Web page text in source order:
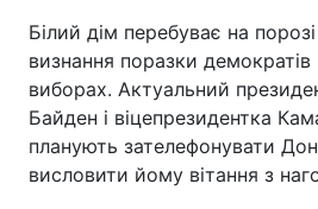
Білий дім перебуває на
визнання поразки
виборах. Актуальний
Байден і віцепрезидентка
планують зателефонувати
висловити йому вітання з